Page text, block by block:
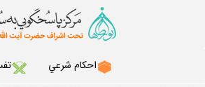
احكام شرعي